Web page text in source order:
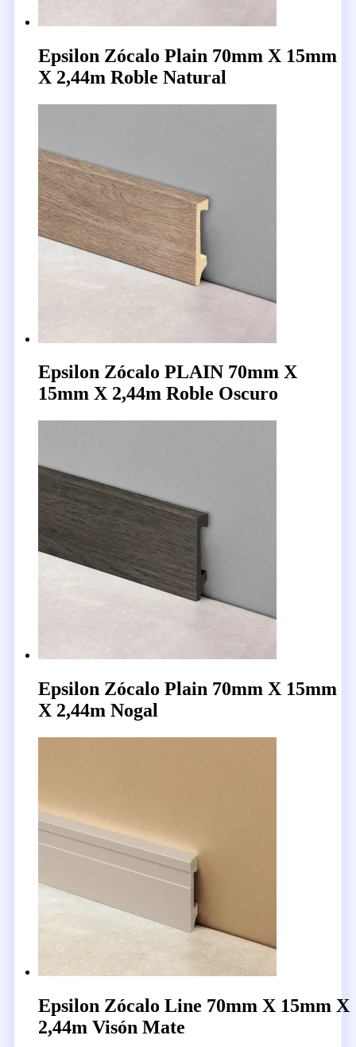
Epsilon Zócalo Plain 70mm X 15mm
X 2,44m Roble Natural
Epsilon Zócalo PLAIN 70mm X
15mm X 2,44m Roble Oscuro
Epsilon Zócalo Plain 70mm X 15mm
X 2,44m Nogal
Epsilon Zócalo Line 70mm X 15mm X
2,44m Visón Mate